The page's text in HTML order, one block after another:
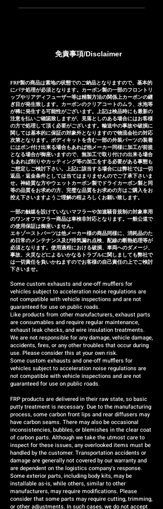
are basically tailor-made to
times are as follows. *The
guide including domestic
delivery days in japan, and may
vary depending on the
shipping country. Stainless
steel Exhaust system:
approximately 25-30 days
Titanium Exhaust system:
approximately 35-40 days
弊社のマフラーは国内外のお客様
密に製作されておりますが、万が
一微調整ができずに取り付けが出
商品の瑕疵などに対しましては代
替品やご返金(返金額はケースバイ
ケース)にてご対応させて頂いてお
ります。 Our exhaust systems
are sold to numerous
customers both domestically
and internationally and are
precisely manufactured based
on extensive fitting data.
However, in the unlikely event
that the exhaust system
cannot be installed due to
inability to make minor
adjustments or if there are
defects within three months of
installation, we will respond by
providing a replacement or a
refund (the refund amount will
be case-by-case).
免責事項/Disclaimer
FRP製の商品は素地の状態でのご納品となりますので、基本的
にパテ処理が必須となります。カーボン製の一部のフロントリ
ップやリアディフューザー等は精製方法の関係上カーボンの継
ぎ目が発生致します。カーボンのクリアコートのムラ、水泡等
が稀に発生する可能性がございます。上記は検品時にも最新の
注意を払いご確認致しますが、見落としのある場合にはお客様
の方で処理して頂く必要がございます。輸送中の事故や破損に
関しては基本的に保証の対象外となりますので物流会社の対応
次第となります。ボディキットを含む一部の外装パーツの装着
にはポン付け出来る場合もあれば他メーカー同様に加工が前提
となる場合が御座いますので、無加工で取り付けの出来る場合
もあれば削りやカッティング等の加工をする必要がある事態も
ご想定しご検討下さい。上記に該当する場合には弊社では一切
返品・返金条件としては当てはまりませんのでご了承下さいま
せ。神経質な方やウェットカーボン製でドライカーボン製と同
等の品質をお求めの方、完璧な品質をお求めの方はご購入をお
控え下さいますようご理解の程よろしくお願い致します。
一部の触媒を設けていないマフラーや加速騒音規制の対象車用
のワンオフマフラー商品は車検非対応となります。一般公道で
の使用保証は御座いません。
エキゾーストパーツは他メーカー様の商品同様に、消耗品のた
め日常のメンテナンス及び排気漏れ点検、配線の断熱処理等が
必須となります。使用過程における破損、車両へのダメージ、
事故、火災などによるいかなるトラブルに関しましても弊社で
は一切責任を負いかねますのでお客様の自己責任の上でご検討
下さいませ。
Some custom exhausts and one-off mufflers for
vehicles subject to acceleration noise regulations are
not compatible with vehicle inspections and are not
guaranteed for use on public roads.
Like products from other manufacturers, exhaust parts
are consumables and require regular maintenance,
exhaust leak checks, and wire insulation treatments.
We are not responsible for any damage, vehicle damage,
accidents, fires, or any other troubles that occur during
use. Please consider this at your own risk.
Some custom exhausts and one-off mufflers for
vehicles subject to acceleration noise regulations are
not compatible with vehicle inspections and are not
guaranteed for use on public roads.
FRP products are delivered in their raw state, so basic
putty treatment is necessary. Due to the manufacturing
process, some carbon front lips and rear diffusers may
have carbon seams. There may also be occasional
inconsistencies, bubbles, or blemishes in the clear coat
of carbon parts. Although we take the utmost care to
inspect for these issues, any overlooked items must be
handled by the customer. Transportation accidents or
damage are generally not covered by our warranty and
are dependent on the logistics company's response.
Some exterior parts, including body kits, may be
installable as-is, while others, similar to other
manufacturers, may require modifications. Please
consider that some parts may require cutting, trimming,
or other adjustments. In such cases, we do not accept